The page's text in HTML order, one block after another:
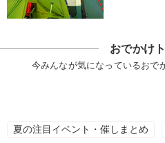
おでかけ
今みんなが気になっているおで
夏の注目イベント・催しまとめ